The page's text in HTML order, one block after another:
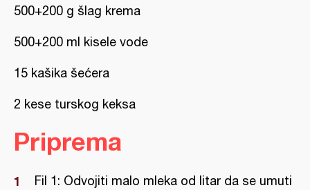
500+200 g šlag krema
500+200 ml kisele vode
15 kašika šećera
2 kese turskog keksa
Priprema
Fil 1: Odvojiti malo mleka od litar da se umuti